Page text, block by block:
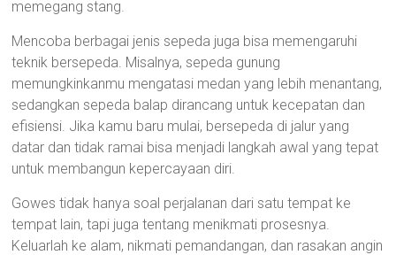
memegang stang.
Mencoba berbagai jenis sepeda juga bisa memengaruhi
teknik bersepeda. Misalnya, sepeda gunung
memungkinkanmu mengatasi medan yang lebih menantang,
sedangkan sepeda balap dirancang untuk kecepatan dan
efisiensi. Jika kamu baru mulai, bersepeda di jalur yang
datar dan tidak ramai bisa menjadi langkah awal yang tepat
untuk membangun kepercayaan diri.
Gowes tidak hanya soal perjalanan dari satu tempat ke
tempat lain, tapi juga tentang menikmati prosesnya.
Keluarlah ke alam, nikmati pemandangan, dan rasakan angin